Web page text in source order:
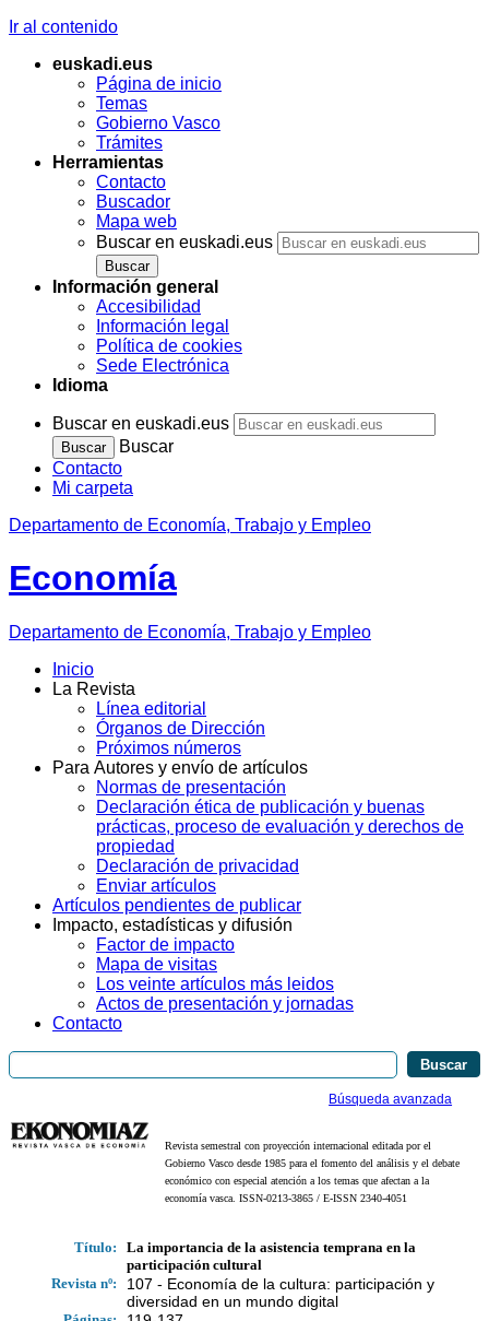
Ir al contenido
euskadi.eus
Página de inicio
Temas
Gobierno Vasco
Trámites
Herramientas
Contacto
Buscador
Mapa web
Buscar en euskadi.eus
Información general
Accesibilidad
Información legal
Política de cookies
Sede Electrónica
Idioma
Buscar en euskadi.eus
Buscar
Contacto
Mi carpeta
Departamento de Economía, Trabajo y Empleo
Economía
Departamento de Economía, Trabajo y Empleo
Inicio
La Revista
Línea editorial
Órganos de Dirección
Próximos números
Para Autores y envío de artículos
Normas de presentación
Declaración ética de publicación y buenas
prácticas, proceso de evaluación y derechos de
propiedad
Declaración de privacidad
Enviar artículos
Artículos pendientes de publicar
Impacto, estadísticas y difusión
Factor de impacto
Mapa de visitas
Los veinte artículos más leidos
Actos de presentación y jornadas
Contacto
Búsqueda avanzada
Revista semestral con proyección internacional editada por el
Gobierno Vasco desde 1985 para el fomento del análisis y el debate
económico con especial atención a los temas que afectan a la
economía vasca. ISSN-0213-3865 / E-ISSN 2340-4051
Título:
La importancia de la asistencia temprana en la
participación cultural
Revista nº:
107 - Economía de la cultura: participación y
diversidad en un mundo digital